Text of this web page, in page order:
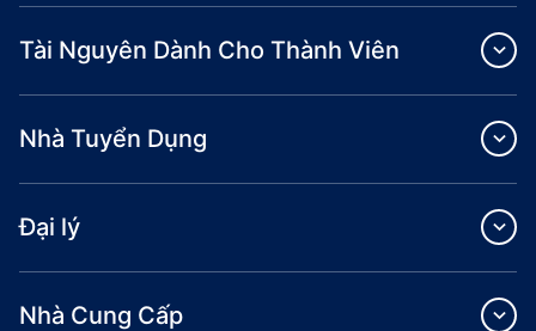
Tài Nguyên Dành Cho Thành Viên
Nhà Tuyển Dụng
Đại lý
Nhà Cung Cấp